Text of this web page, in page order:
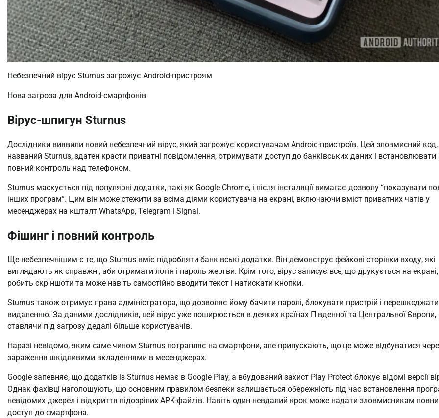
Небезпечний вірус Sturnus загрожує Android-пристроям
Нова загроза для Android-смартфонів
Вірус-шпигун Sturnus
Дослідники виявили новий небезпечний вірус, який загрожує користувачам Android-пристроїв. Цей зловмисний код,
названий Sturnus, здатен красти приватні повідомлення, отримувати доступ до банківських даних і встановлювати
повний контроль над телефоном.
Sturnus маскується під популярні додатки, такі як Google Chrome, і після інсталяції вимагає дозволу “показувати
інших програм”. Цим він може стежити за всіма діями користувача на екрані, включаючи вміст приватних чатів у
месенджерах на кшталт WhatsApp, Telegram і Signal.
Фішинг і повний контроль
Ще небезпечнішим є те, що Sturnus вміє підробляти банківські додатки. Він демонструє фейкові сторінки входу, які
виглядають як справжні, аби отримати логін і пароль жертви. Крім того, вірус записує все, що друкується на екрані,
робить скріншоти та може навіть самостійно вводити текст і натискати кнопки.
Sturnus також отримує права адміністратора, що дозволяє йому бачити паролі, блокувати пристрій і перешкоджати
видаленню. За даними дослідників, цей вірус уже поширюється в деяких країнах Південної та Центральної Європи,
ставлячи під загрозу дедалі більше користувачів.
Наразі невідомо, яким саме чином Sturnus потрапляє на смартфони, але припускають, що це може відбуватися
зараження шкідливими вкладеннями в месенджерах.
Google запевняє, що додатків із Sturnus немає в Google Play, а вбудований захист Play Protect блокує відомі версії
Однак фахівці наголошують, що основним правилом безпеки залишається обережність під час встановлення
невідомих джерел і відкриття підозрілих APK-файлів. Навіть один невдалий крок може надати зловмисникам
доступ до смартфона.